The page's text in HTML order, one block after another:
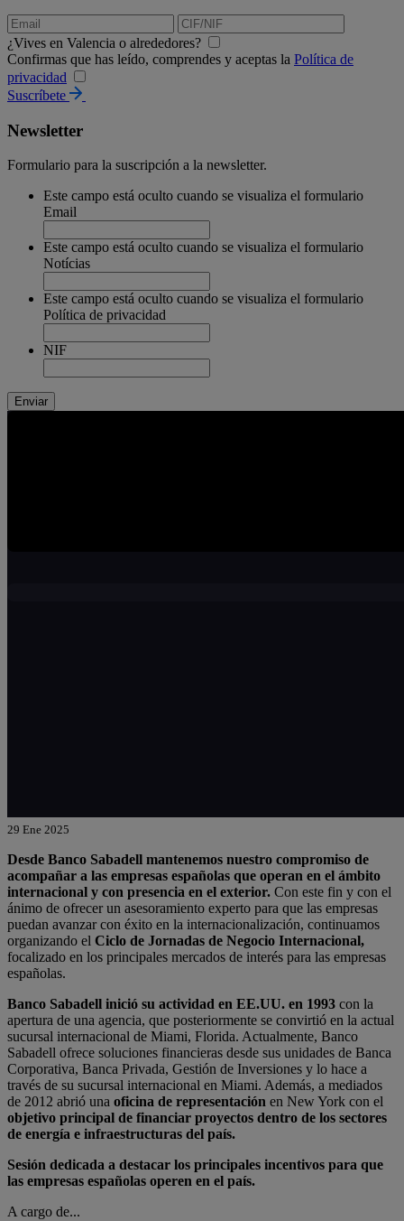
¿Vives en Valencia o alrededores?
Confirmas que has leído, comprendes y aceptas la Política de
privacidad
Suscríbete
Newsletter
Formulario para la suscripción a la newsletter.
Este campo está oculto cuando se visualiza el formulario
Email
Este campo está oculto cuando se visualiza el formulario
Notícias
Este campo está oculto cuando se visualiza el formulario
Política de privacidad
NIF
29 Ene 2025
Desde Banco Sabadell mantenemos nuestro compromiso de
acompañar a las empresas españolas que operan en el ámbito
internacional y con presencia en el exterior. Con este fin y con el
ánimo de ofrecer un asesoramiento experto para que las empresas
puedan avanzar con éxito en la internacionalización, continuamos
organizando el Ciclo de Jornadas de Negocio Internacional,
focalizado en los principales mercados de interés para las empresas
españolas.
Banco Sabadell inició su actividad en EE.UU. en 1993 con la
apertura de una agencia, que posteriormente se convirtió en la actual
sucursal internacional de Miami, Florida. Actualmente, Banco
Sabadell ofrece soluciones financieras desde sus unidades de Banca
Corporativa, Banca Privada, Gestión de Inversiones y lo hace a
través de su sucursal internacional en Miami. Además, a mediados
de 2012 abrió una oficina de representación en New York con el
objetivo principal de financiar proyectos dentro de los sectores
de energía e infraestructuras del país.
Sesión dedicada a destacar los principales incentivos para que
las empresas españolas operen en el país.
A cargo de...